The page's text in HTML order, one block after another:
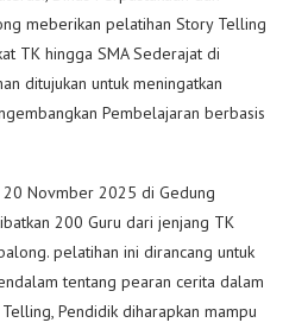
meberikan pelatihan Story Telling
TK hingga SMA Sederajat di
ditujukan untuk meningatkan
Pembelajaran berbasis
Novmber 2025 di Gedung
200 Guru dari jenjang TK
pelatihan ini dirancang untuk
tentang pearan cerita dalam
Pendidik diharapkan mampu